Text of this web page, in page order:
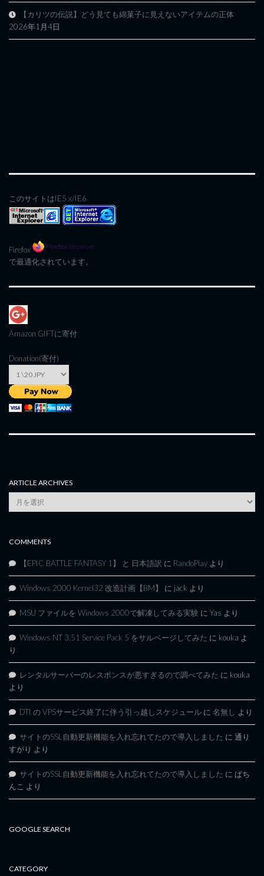
【カリツの伝説】どう見ても綿菓子に見えないアイテムの正体
2026年1月4日
このサイトはIE5.x/IE6
Firefox
で最適化されています。
Amazon GIFTに寄付
Donation(寄付)
ARTICLE ARCHIVES
Article
Archives
COMMENTS
【EPIC BATTLE FANTASY 1】 と 日本語訳 に RandoPlay より
Windows 2000 Kernel32 改造計画【BM】 に jack より
MSU ファイルを Windows 2000で解凍してみる実験 に Yas より
Windows NT 3.51 Service Pack 5 をサルベージしてみた に kouka よ
り
レンタルサーバーのレスポンスが悪すぎるので調べてみた に kouka
より
DTI の VPSサービス終了に伴う引っ越しスケジュール に 名無し より
サイトのSSL自動更新機能を入れ忘れてたので導入しました に 通り
すがり より
サイトのSSL自動更新機能を入れ忘れてたので導入しました に ぱち
んこ より
GOOGLE SEARCH
CATEGORY